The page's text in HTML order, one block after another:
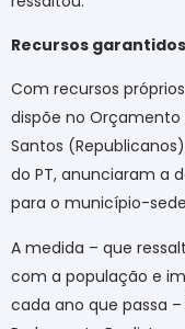
Recursos garantidos
Com recursos
dispõe no Orçamento
Santos
do PT, anunciaram a
para o município-
A medida – que
com a população e
cada ano que passa